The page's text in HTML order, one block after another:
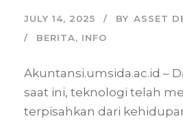
JULY 14, 2025 BY ASSET
BERITA, INFO
Akuntansi.umsida.ac.id –
saat ini, teknologi telah
terpisahkan dari